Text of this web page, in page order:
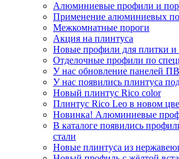
Алюминиевые профили и
Применение алюминиевых
Межкомнатные пороги
Акция на плинтуса
Новые профили для плитки и
Отделочные профили по
У нас обновление панелей
У нас появились плинтуса
Новый плинтус Rico color
Плинтус Rico Leo в новом
Новинка! Алюминиевые
В каталоге появились
стали
Новые плинтуса из